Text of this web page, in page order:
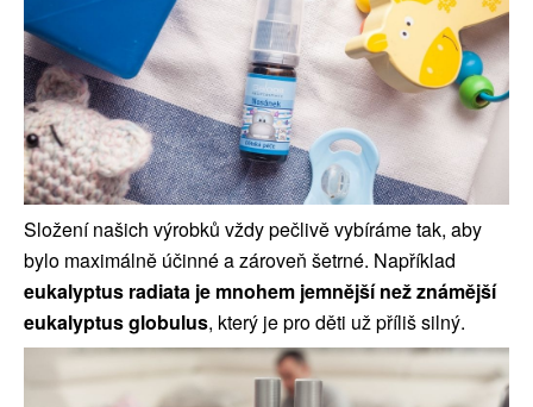
Složení našich výrobků vždy pečlivě vybíráme tak, aby
bylo maximálně účinné a zároveň šetrné. Například
eukalyptus radiata je mnohem jemnější než známější
eukalyptus globulus, který je pro děti už příliš silný.